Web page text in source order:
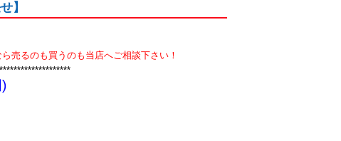
】
売るのも買うのも当店へご相談下さい！